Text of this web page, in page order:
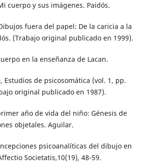
cuerpo y sus imágenes. Paidós.
fuera del papel: De la caricia a la
(Trabajo original publicado en 1999).
en la enseñanza de Lacan.
Estudios de psicosomática (vol. 1, pp.
original publicado en 1987).
año de vida del niño: Génesis de
objetales. Aguilar.
psicoanalíticas del dibujo en
Societatis,10(19), 48-59.